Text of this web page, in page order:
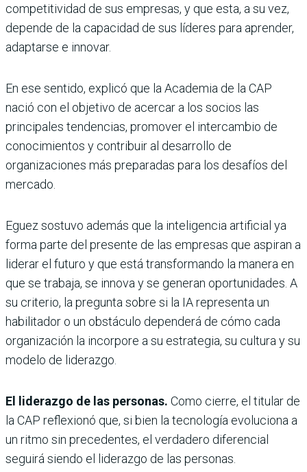
competitividad de sus empresas, y que esta, a su vez,
depende de la capacidad de sus líderes para aprender,
adaptarse e innovar.
En ese sentido, explicó que la Academia de la CAP
nació con el objetivo de acercar a los socios las
principales tendencias, promover el intercambio de
conocimientos y contribuir al desarrollo de
organizaciones más preparadas para los desafíos del
mercado.
Eguez sostuvo además que la inteligencia artificial ya
forma parte del presente de las empresas que aspiran a
liderar el futuro y que está transformando la manera en
que se trabaja, se innova y se generan oportunidades. A
su criterio, la pregunta sobre si la IA representa un
habilitador o un obstáculo dependerá de cómo cada
organización la incorpore a su estrategia, su cultura y su
modelo de liderazgo.
El liderazgo de las personas. Como cierre, el titular de
la CAP reflexionó que, si bien la tecnología evoluciona a
un ritmo sin precedentes, el verdadero diferencial
seguirá siendo el liderazgo de las personas.